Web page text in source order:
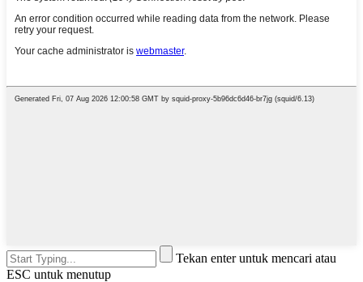
Tekan enter untuk mencari atau
ESC untuk menutup